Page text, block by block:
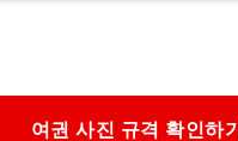
여권 사진 규격 확인하기